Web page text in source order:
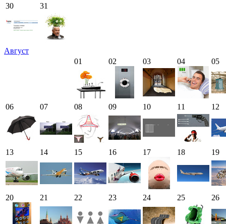
30 31
Август
01
02 03 04 05
06 07 08 09 10 11 12
13 14 15 16 17 18 19
20 21 22 23 24 25 26